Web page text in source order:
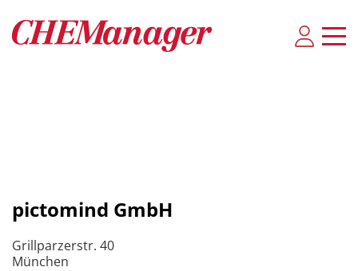
pictomind GmbH
Grillparzerstr. 40
München